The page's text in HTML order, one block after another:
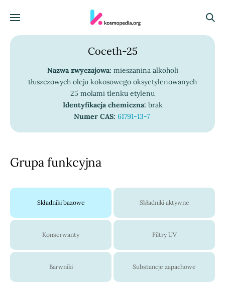
Menu
Coceth-25
Nazwa zwyczajowa: mieszanina alkoholi
tłuszczowych oleju kokosowego oksyetylenowanych
25 molami tlenku etylenu
Identyfikacja chemiczna: brak
Numer CAS: 61791-13-7
Grupa funkcyjna
Składniki bazowe Składniki aktywne
Konserwanty Filtry UV
Barwniki Substancje zapachowe